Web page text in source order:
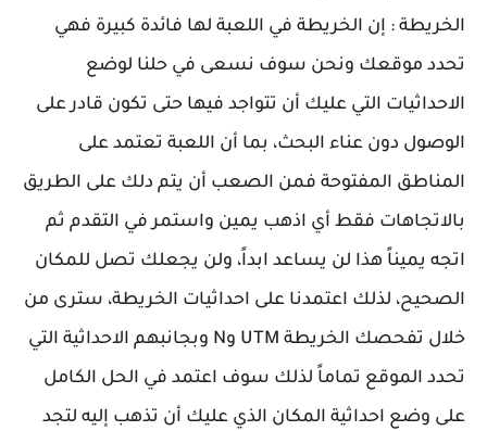
الخريطة : إن الخريطة في اللعبة لها فائدة كبيرة فهي
تحدد موقعك ونحن سوف نسعى في حلنا لوضع
الاحداثيات التي عليك أن تتواجد فيها حتى تكون قادر على
الوصول دون عناء البحث، بما أن اللعبة تعتمد على
المناطق المفتوحة فمن الصعب أن يتم دلك على الطريق
بالاتجاهات فقط أي اذهب يمين واستمر في التقدم ثم
اتجه يميناً هذا لن يساعد ابداً، ولن يجعلك تصل للمكان
الصحيح، لذلك اعتمدنا على احداثيات الخريطة، سترى من
خلال تفحصك الخريطة UTM وN وبجانبهم الاحداثية التي
تحدد الموقع تماماً لذلك سوف اعتمد في الحل الكامل
على وضع احداثية المكان الذي عليك أن تذهب إليه لتجد